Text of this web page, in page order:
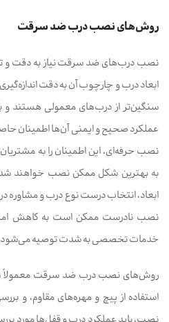
روش‌های نصب درب ضد سرقت
نصب درب‌های ضد سرقت نیاز به دقت و
ابعاد درب و چارچوب آن به دقت
سنگین‌تر از درب‌های معمولی هستند و
عملکرد صحیح و ایمنی آن‌ها اطمینان
نصب حرفه‌ای، این اطمینان را به
به بهترین شکل ممکن نصب خواهند
ابعاد، انتخاب درست نوع درب و مشاوره
نصب نادرست ممکن است به کاهش
خدمات تخصصی به شدت توصیه
روش‌های نصب درب ضد سرقت معمولاً
استفاده از پیچ و مهره‌های مقاوم، و